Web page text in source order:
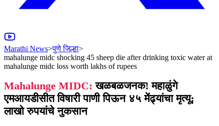
Marathi News>पुणे जिल्हा>
mahalunge midc shocking 45 sheep die after drinking toxic water at
mahalunge midc loss worth lakhs of rupees
Mahalunge MIDC: खळबळजनक! महाळुंगे
एमआयडीसीत विषारी पाणी पिऊन ४५ मेंढ्यांचा मृत्यू;
लाखो रुपयांचे नुकसान